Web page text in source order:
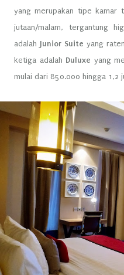
yang merupakan tipe kamar
jutaan/malam, tergantung
adalah Junior Suite yang
ketiga adalah Duluxe yang
mulai dari 850.000 hingga 1,2